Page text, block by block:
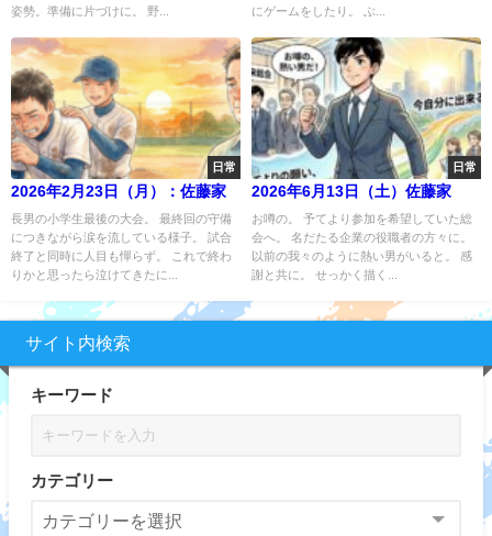
姿勢。準備に片づけに。 野...
にゲームをしたり。 ぶ...
日常
2026年2月23日（月）：佐藤家
長男の小学生最後の大会。 最終回の守備
につきながら涙を流している様子。 試合
終了と同時に人目も憚らず。 これで終わ
りかと思ったら泣けてきたに...
日常
2026年6月13日（土）佐藤家
お噂の。 予てより参加を希望していた総
会へ。 名だたる企業の役職者の方々に。
以前の我々のように熱い男がいると。 感
謝と共に。 せっかく描く...
サイト内検索
キーワード
カテゴリー